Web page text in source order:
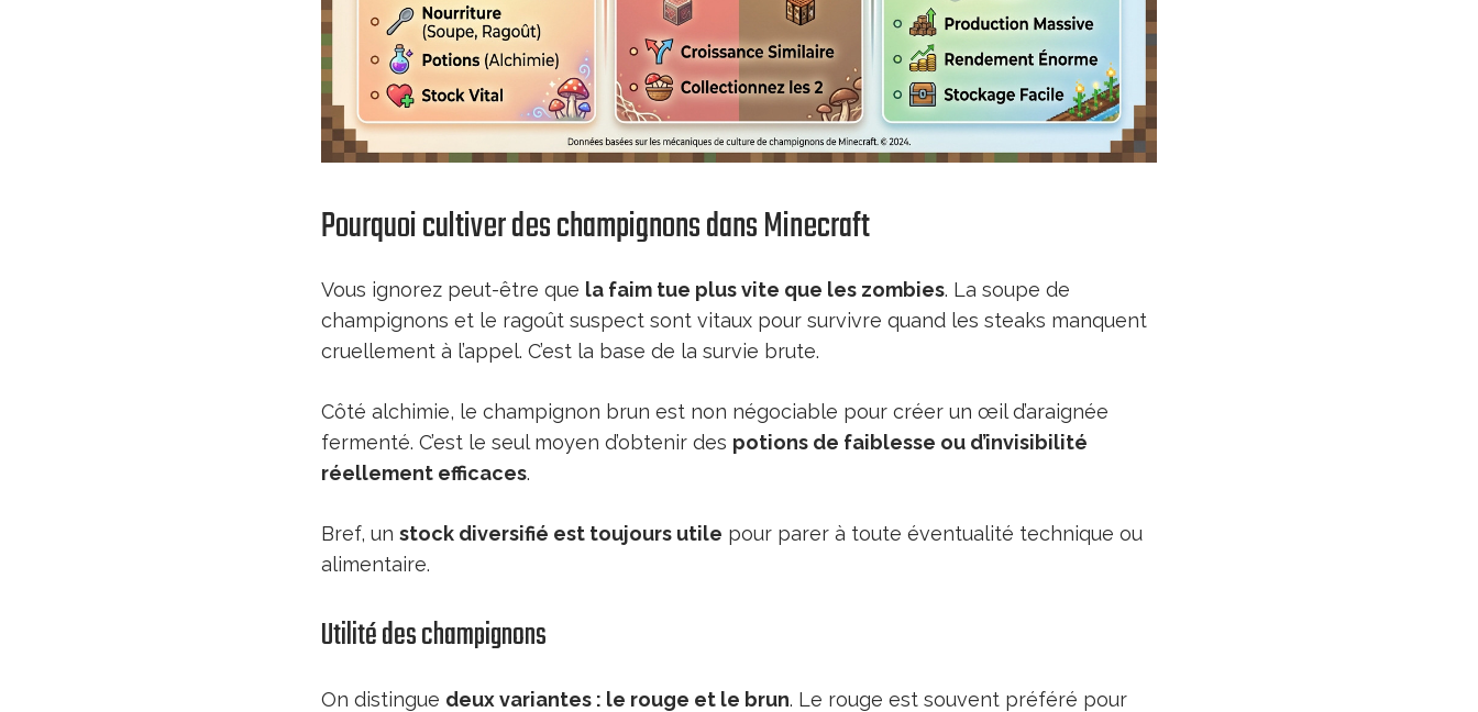
Pourquoi cultiver des champignons dans Minecraft
Vous ignorez peut-être que la faim tue plus vite que les zombies. La soupe de
champignons et le ragoût suspect sont vitaux pour survivre quand les steaks manquent
cruellement à l’appel. C’est la base de la survie brute.
Côté alchimie, le champignon brun est non négociable pour créer un œil d’araignée
fermenté. C’est le seul moyen d’obtenir des potions de faiblesse ou d’invisibilité
réellement efficaces.
Bref, un stock diversifié est toujours utile pour parer à toute éventualité technique ou
alimentaire.
Utilité des champignons
On distingue deux variantes : le rouge et le brun. Le rouge est souvent préféré pour